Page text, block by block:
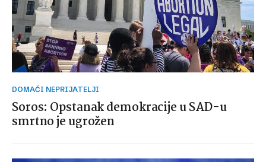
DOMAĆI NEPRIJATELJI
Soros: Opstanak demokracije u SAD-u
smrtno je ugrožen